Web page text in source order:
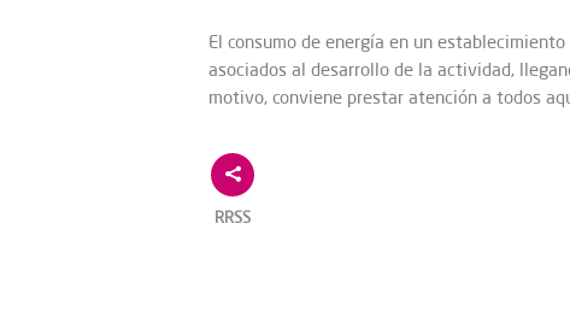
El consumo de energía en un
asociados al desarrollo de la actividad,
motivo, conviene prestar atención a todos
RRSS